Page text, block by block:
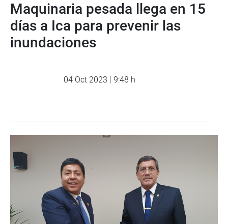
Maquinaria pesada llega en 15
días a Ica para prevenir las
inundaciones
04 Oct 2023 | 9:48 h